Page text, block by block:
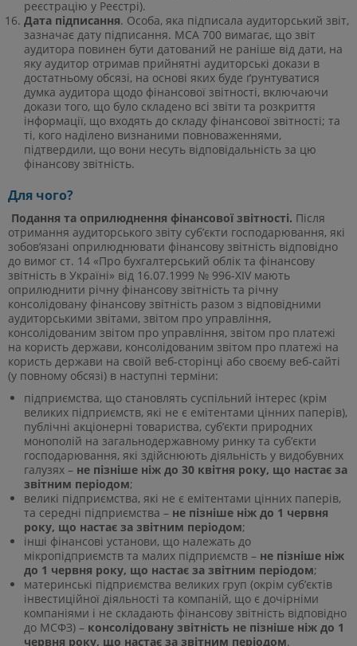
реєстрацію у Реєстрі).
Дата підписання. Особа, яка підписала аудиторський звіт,
зазначає дату підписання. МСА 700 вимагає, що звіт
аудитора повинен бути датований не раніше від дати, на
яку аудитор отримав прийнятні аудиторські докази в
достатньому обсязі, на основі яких буде ґрунтуватися
думка аудитора щодо фінансової звітності, включаючи
докази того, що було складено всі звіти та розкриття
інформації, що входять до складу фінансової звітності; та
ті, кого наділено визнаними повноваженнями,
підтвердили, що вони несуть відповідальність за цю
фінансову звітність.
Для чого?
Подання та оприлюднення фінансової звітності. Після
отримання аудиторського звіту суб’єкти господарювання, які
зобов’язані оприлюднювати фінансову звітність відповідно
до вимог ст. 14 «Про бухгалтерський облік та фінансову
звітність в Україні» від 16.07.1999 № 996-XIV мають
оприлюднити річну фінансову звітність та річну
консолідовану фінансову звітність разом з відповідними
аудиторськими звітами, звітом про управління,
консолідованим звітом про управління, звітом про платежі
на користь держави, консолідованим звітом про платежі на
користь держави на своїй веб-сторінці або своєму веб-сайті
(у повному обсязі) в наступні терміни:
підприємства, що становлять суспільний інтерес (крім
великих підприємств, які не є емітентами цінних паперів),
публічні акціонерні товариства, суб’єкти природних
монополій на загальнодержавному ринку та суб’єкти
господарювання, які здійснюють діяльність у видобувних
галузях – не пізніше ніж до 30 квітня року, що настає за
звітним періодом;
великі підприємства, які не є емітентами цінних паперів,
та середні підприємства – не пізніше ніж до 1 червня
року, що настає за звітним періодом;
інші фінансові установи, що належать до
мікропідприємств та малих підприємств – не пізніше ніж
до 1 червня року, що настає за звітним періодом;
материнські підприємства великих груп (окрім суб’єктів
інвестиційної діяльності та компаній, що є дочірніми
компаніями і не складають фінансову звітність відповідно
до МСФЗ) – консолідовану звітність не пізніше ніж до 1
червня року, що настає за звітним періодом.